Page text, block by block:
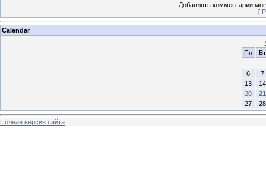
Добавлять комментарии
[
Calendar
Пн
Вт
6
7
13
14
20
21
27
28
Полная версия сайта